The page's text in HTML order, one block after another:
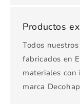
Productos
Todos
fabricados en
materiales con
marca